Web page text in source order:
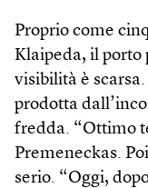
Proprio come
Klaipeda, il porto
visibilità è
prodotta
fredda. “Ottimo
Premeneckas.
serio. “Oggi,